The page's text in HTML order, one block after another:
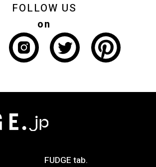
FOLLOW US
on
FUDGE tab.